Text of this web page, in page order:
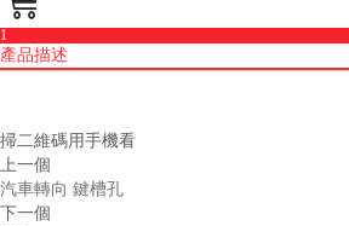
1
產品描述
掃二維碼用手機看
上一個
汽車轉向 鍵槽孔
下一個